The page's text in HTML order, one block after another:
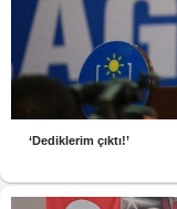
‘Dediklerim çıktı!’